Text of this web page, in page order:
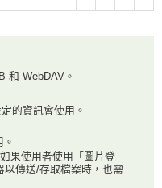
和 WebDAV。
的資訊會使用。
果使用者使用「圖片登
以傳送/存取檔案時，也需